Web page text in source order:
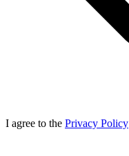
I agree to the Privacy Policy